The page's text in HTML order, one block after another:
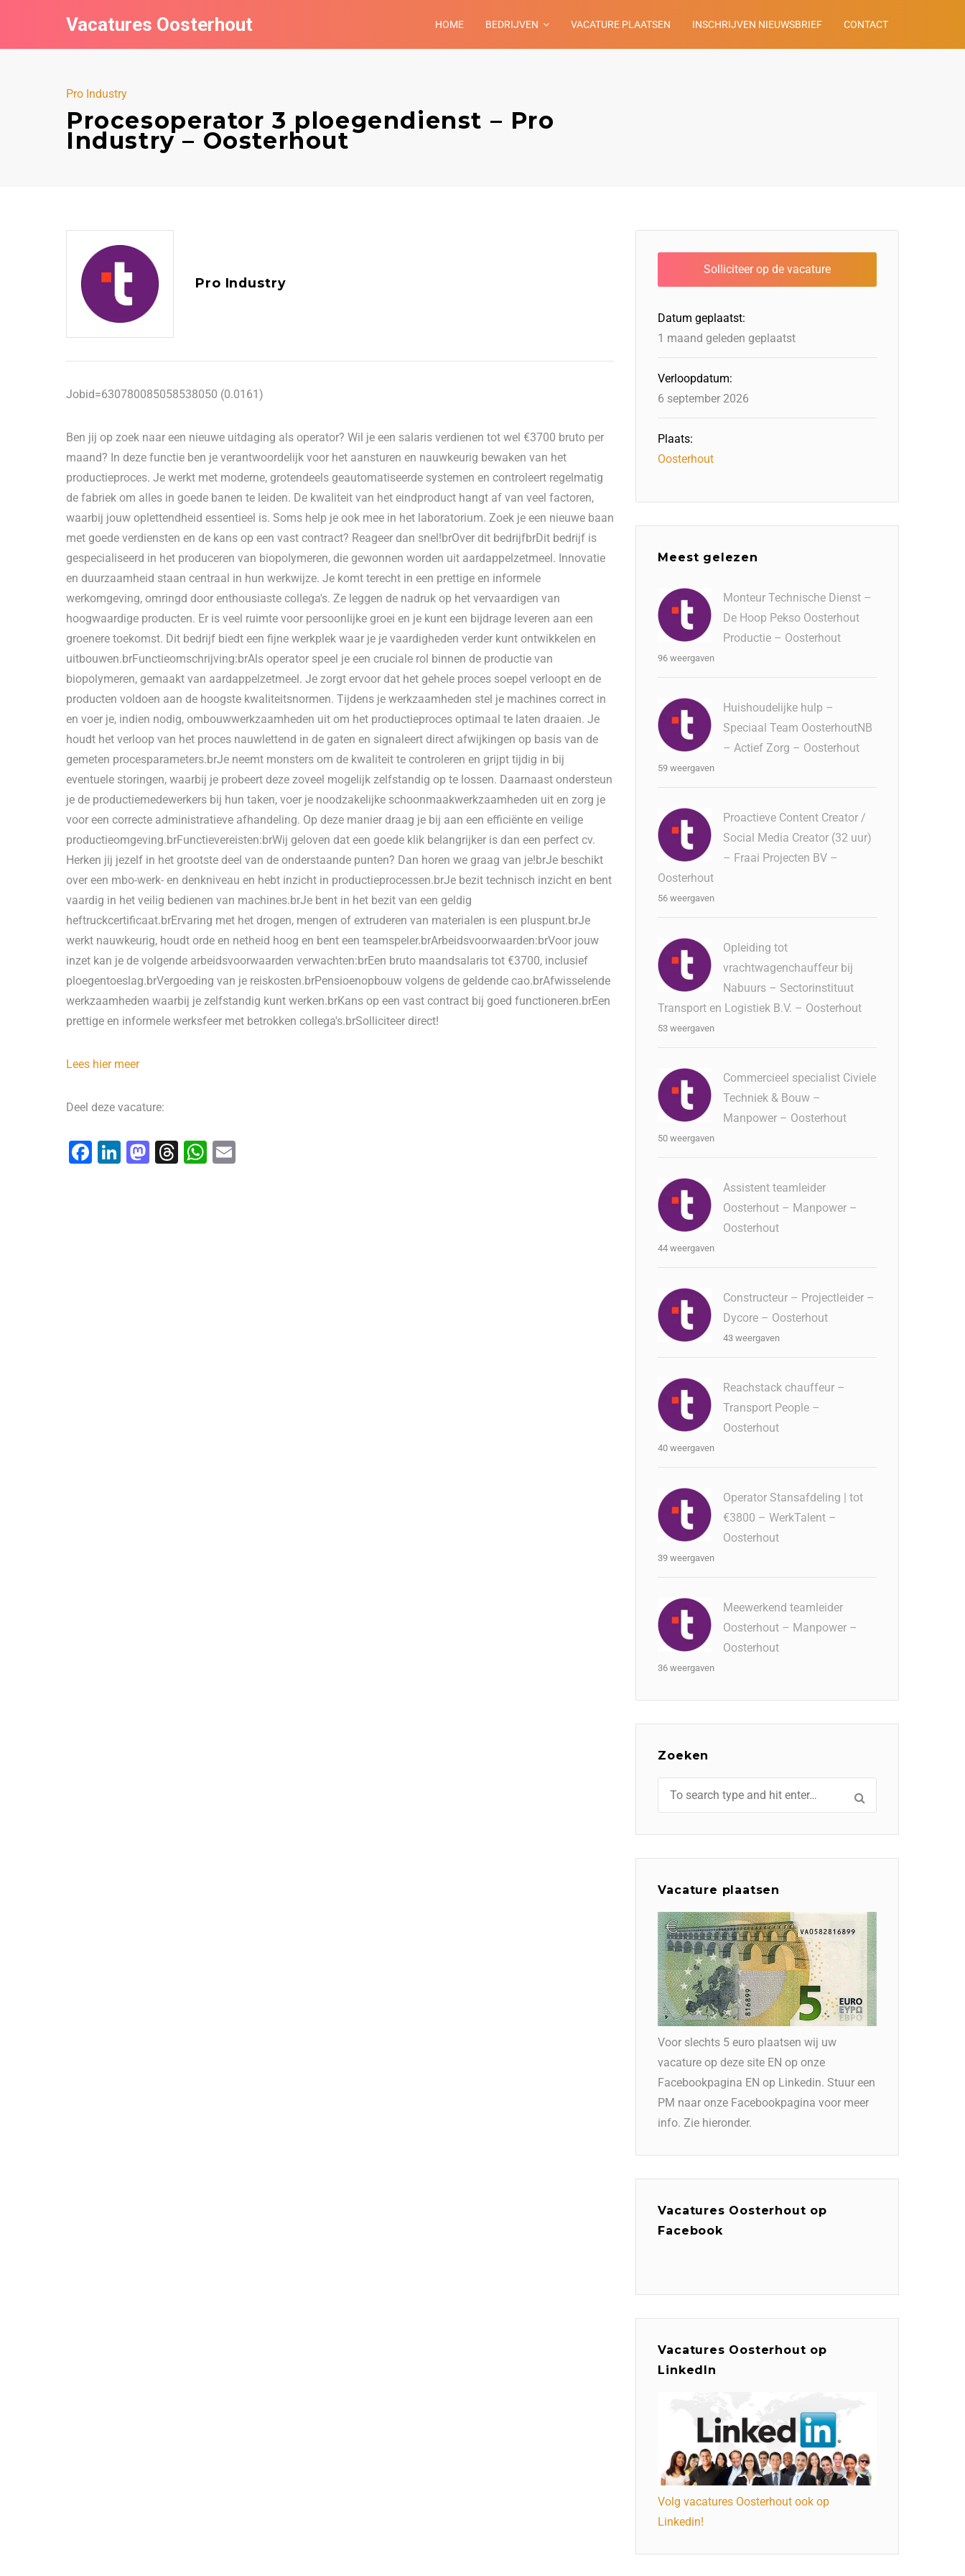
Vacatures Oosterhout HOME BEDRIJVEN VACATURE PLAATSEN INSCHRIJVEN NIEUWSBRIEF CONTACT
Pro Industry
Procesoperator 3 ploegendienst – Pro
Industry – Oosterhout
Pro Industry
Jobid=630780085058538050 (0.0161)
Ben jij op zoek naar een nieuwe uitdaging als operator? Wil je een salaris verdienen tot wel €3700 bruto per
maand? In deze functie ben je verantwoordelijk voor het aansturen en nauwkeurig bewaken van het
productieproces. Je werkt met moderne, grotendeels geautomatiseerde systemen en controleert regelmatig
de fabriek om alles in goede banen te leiden. De kwaliteit van het eindproduct hangt af van veel factoren,
waarbij jouw oplettendheid essentieel is. Soms help je ook mee in het laboratorium. Zoek je een nieuwe baan
met goede verdiensten en de kans op een vast contract? Reageer dan snel!brOver dit bedrijfbrDit bedrijf is
gespecialiseerd in het produceren van biopolymeren, die gewonnen worden uit aardappelzetmeel. Innovatie
en duurzaamheid staan centraal in hun werkwijze. Je komt terecht in een prettige en informele
werkomgeving, omringd door enthousiaste collega's. Ze leggen de nadruk op het vervaardigen van
hoogwaardige producten. Er is veel ruimte voor persoonlijke groei en je kunt een bijdrage leveren aan een
groenere toekomst. Dit bedrijf biedt een fijne werkplek waar je je vaardigheden verder kunt ontwikkelen en
uitbouwen.brFunctieomschrijving:brAls operator speel je een cruciale rol binnen de productie van
biopolymeren, gemaakt van aardappelzetmeel. Je zorgt ervoor dat het gehele proces soepel verloopt en de
producten voldoen aan de hoogste kwaliteitsnormen. Tijdens je werkzaamheden stel je machines correct in
en voer je, indien nodig, ombouwwerkzaamheden uit om het productieproces optimaal te laten draaien. Je
houdt het verloop van het proces nauwlettend in de gaten en signaleert direct afwijkingen op basis van de
gemeten procesparameters.brJe neemt monsters om de kwaliteit te controleren en grijpt tijdig in bij
eventuele storingen, waarbij je probeert deze zoveel mogelijk zelfstandig op te lossen. Daarnaast ondersteun
je de productiemedewerkers bij hun taken, voer je noodzakelijke schoonmaakwerkzaamheden uit en zorg je
voor een correcte administratieve afhandeling. Op deze manier draag je bij aan een efficiënte en veilige
productieomgeving.brFunctievereisten:brWij geloven dat een goede klik belangrijker is dan een perfect cv.
Herken jij jezelf in het grootste deel van de onderstaande punten? Dan horen we graag van je!brJe beschikt
over een mbo-werk- en denkniveau en hebt inzicht in productieprocessen.brJe bezit technisch inzicht en bent
vaardig in het veilig bedienen van machines.brJe bent in het bezit van een geldig
heftruckcertificaat.brErvaring met het drogen, mengen of extruderen van materialen is een pluspunt.brJe
werkt nauwkeurig, houdt orde en netheid hoog en bent een teamspeler.brArbeidsvoorwaarden:brVoor jouw
inzet kan je de volgende arbeidsvoorwaarden verwachten:brEen bruto maandsalaris tot €3700, inclusief
ploegentoeslag.brVergoeding van je reiskosten.brPensioenopbouw volgens de geldende cao.brAfwisselende
werkzaamheden waarbij je zelfstandig kunt werken.brKans op een vast contract bij goed functioneren.brEen
prettige en informele werksfeer met betrokken collega's.brSolliciteer direct!
Lees hier meer
Deel deze vacature:
F
Li
M T
W
Datum geplaatst:
1 maand geleden geplaatst
Verloopdatum:
6 september 2026
Plaats:
Oosterhout
Meest gelezen
Monteur Technische Dienst –
De Hoop Pekso Oosterhout
Productie – Oosterhout
96 weergaven
Huishoudelijke hulp –
Speciaal Team OosterhoutNB
– Actief Zorg – Oosterhout
59 weergaven
Proactieve Content Creator /
Social Media Creator (32 uur)
– Fraai Projecten BV –
Oosterhout
56 weergaven
Opleiding tot
vrachtwagenchauffeur bij
Nabuurs – Sectorinstituut
Transport en Logistiek B.V. – Oosterhout
53 weergaven
Commercieel specialist Civiele
Techniek & Bouw –
Manpower – Oosterhout
50 weergaven
Assistent teamleider
Oosterhout – Manpower –
Oosterhout
44 weergaven
Constructeur – Projectleider –
Dycore – Oosterhout
43 weergaven
Reachstack chauffeur –
Transport People –
Oosterhout
40 weergaven
Operator Stansafdeling | tot
€3800 – WerkTalent –
Oosterhout
39 weergaven
Meewerkend teamleider
Oosterhout – Manpower –
Oosterhout
36 weergaven
Zoeken
Vacature plaatsen
Voor slechts 5 euro plaatsen wij uw
vacature op deze site EN op onze
Facebookpagina EN op Linkedin. Stuur een
PM naar onze Facebookpagina voor meer
info. Zie hieronder.
Vacatures Oosterhout op
Facebook
Vacatures Oosterhout op
LinkedIn
Volg vacatures Oosterhout ook op
Linkedin!